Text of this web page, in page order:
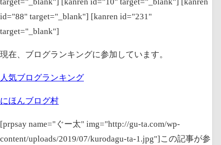
id="88" target="_blank"] [kanren id="231"
target="_blank"]
現在、ブログランキングに参加しています。
人気ブログランキング
にほんブログ村
[prpsay name="ぐー太" img="http://gu-ta.com/wp-
content/uploads/2019/07/kurodagu-ta-1.jpg"]この記事が参